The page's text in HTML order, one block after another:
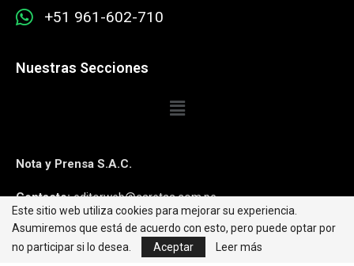
+51 961-602-710
Nuestras Secciones
Nota y Prensa S.A.C.
Contacto:editorweb@caretas.com.pe
Síguenos:
Este sitio web utiliza cookies para mejorar su experiencia.
Asumiremos que está de acuerdo con esto, pero puede optar por
no participar si lo desea.
Aceptar Leer más